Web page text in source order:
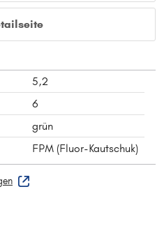
5,2
6
grün
FPM (Fluor-Kautschuk)